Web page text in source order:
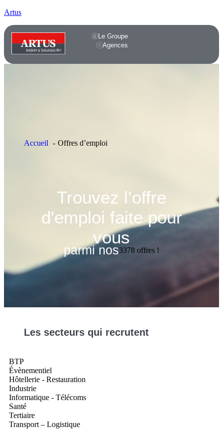
Artus
Le Groupe
Agences
Accueil Offres d’emploi
Trouvez l’offre
d'emploi faite pour
vous
parmi nos3378 offres !
Les secteurs qui recrutent
BTP
Évènementiel
Hôtellerie - Restauration
Industrie
Informatique - Télécoms
Santé
Tertiaire
Transport – Logistique